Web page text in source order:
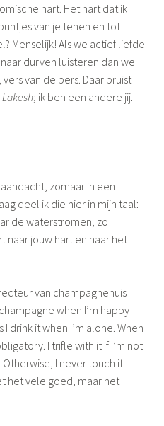
hart. Het hart dat ik
van je tenen en tot
Menselijk! Als we actief liefde
durven luisteren dan we
van de pers. Daar bruist
Lakesh; ik ben een andere jij.
zomaar in een
deel ik die hier in mijn taal:
de waterstromen, zo
naar jouw hart en naar het
van champagnehuis
when I’m happy
drink it when I’m alone. When
I trifle with it if I’m not
I never touch it –
het vele goed, maar het